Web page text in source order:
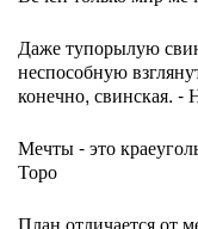
Даже тупорылую
неспособную
конечно, свинская.
Мечты - это
Торо